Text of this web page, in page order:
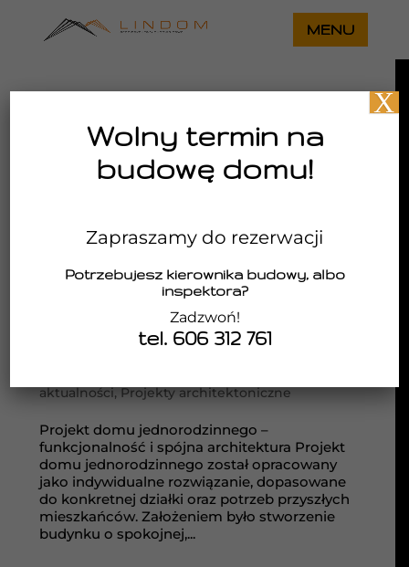
Architektura, która łączy prostotę z
aktualności, Projekty architektoniczne
Projekt domu jednorodzinnego –
funkcjonalność i spójna architektura Projekt
domu jednorodzinnego został opracowany
jako indywidualne rozwiązanie, dopasowane
do konkretnej działki oraz potrzeb przyszłych
mieszkańców. Założeniem było stworzenie
budynku o spokojnej,...
Wolny termin na
budowę domu!
Zapraszamy do rezerwacji
Potrzebujesz kierownika budowy, albo
inspektora?
Zadzwoń!
tel. 606 312 761
X